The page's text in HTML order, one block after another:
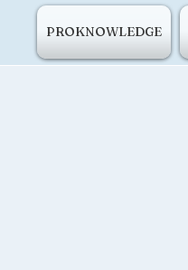
PROKNOWLEDGE